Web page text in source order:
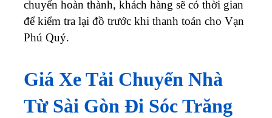
chuyển hoàn thành, khách hàng sẽ có thời gian
để kiểm tra lại đồ trước khi thanh toán cho Vạn
Phú Quý.
Giá Xe Tải Chuyển Nhà
Từ Sài Gòn Đi Sóc Trăng